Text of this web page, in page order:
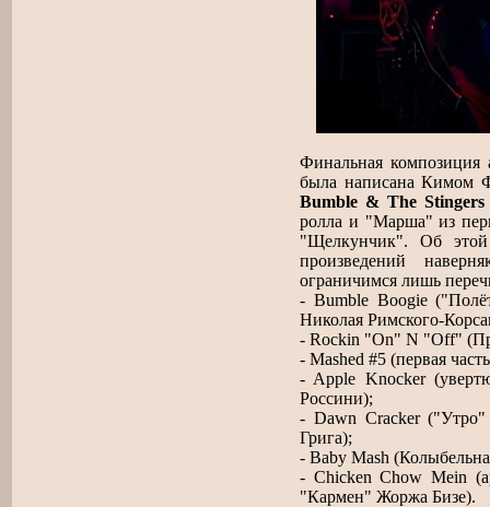
Финальная
была написана Кимом
Bumble & The Stingers
ролла и "Марша" из
"Щелкунчик". Об этой
произведений
ограничимся лишь
- Bumble Boogie
Николая Римского-
- Rockin "On" N "Off"
- Mashed #5 (первая
- Apple Knocker
Россини);
- Dawn Cracker
Грига);
- Baby Mash
- Chicken Chow Mein
"Кармен" Жоржа Бизе).